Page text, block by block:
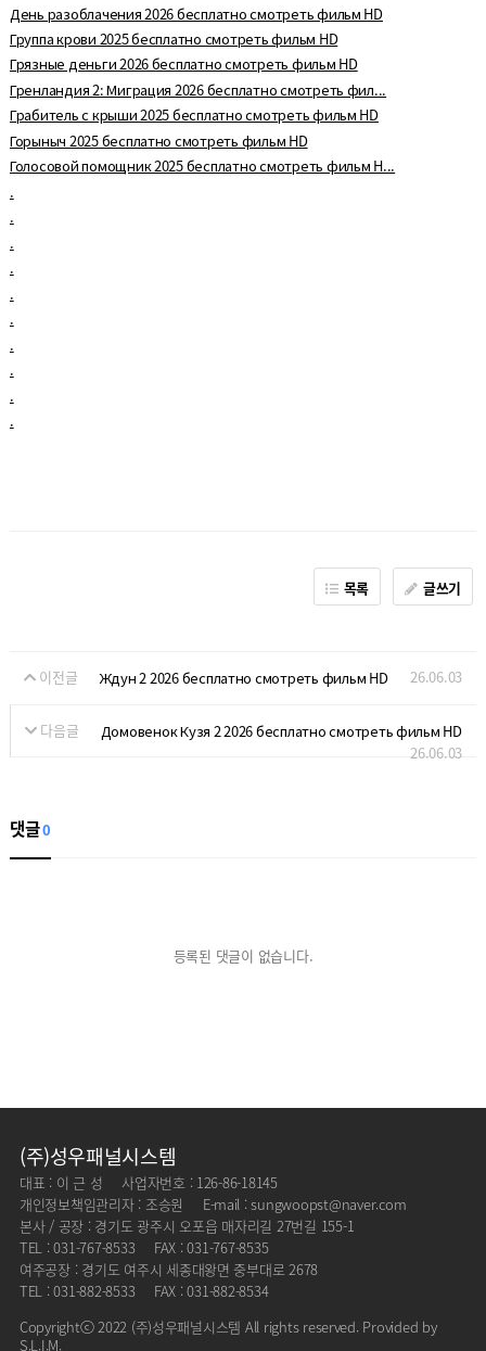
День разоблачения 2026 бесплатно смотреть фильм HD
Группа крови 2025 бесплатно смотреть фильм HD
Грязные деньги 2026 бесплатно смотреть фильм HD
Гренландия 2: Миграция 2026 бесплатно смотреть фил...
Грабитель с крыши 2025 бесплатно смотреть фильм HD
Горыныч 2025 бесплатно смотреть фильм HD
Голосовой помощник 2025 бесплатно смотреть фильм H...
.
.
.
.
.
.
.
.
.
.
목록 글쓰기
이전글 Ждун 2 2026 бесплатно смотреть фильм HD 26.06.03
다음글
Домовенок Кузя 2 2026 бесплатно смотреть фильм HD
26.06.03
댓글0
등록된 댓글이 없습니다.
(주)성우패널시스템
대표 : 이 근 성
사업자번호 : 126-86-18145
개인정보책임관리자 : 조승원
E-mail : sungwoopst@naver.com
본사 / 공장 : 경기도 광주시 오포읍 매자리길 27번길 155-1
TEL : 031-767-8533
FAX : 031-767-8535
여주공장 : 경기도 여주시 세종대왕면 중부대로 2678
TEL : 031-882-8533
FAX : 031-882-8534
Copyrightⓒ 2022 (주)성우패널시스템 All rights reserved. Provided by
S.L.I.M.